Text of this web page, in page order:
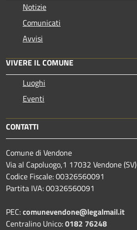
Notizie
Comunicati
Avvisi
VIVERE IL COMUNE
Luoghi
Eventi
CONTATTI
Comune di Vendone
Via al Capoluogo,1 17032 Vendone (SV)
Codice Fiscale: 00326560091
Partita IVA: 00326560091
PEC:comunevendone@legalmail.it
Centralino Unico:0182 76248